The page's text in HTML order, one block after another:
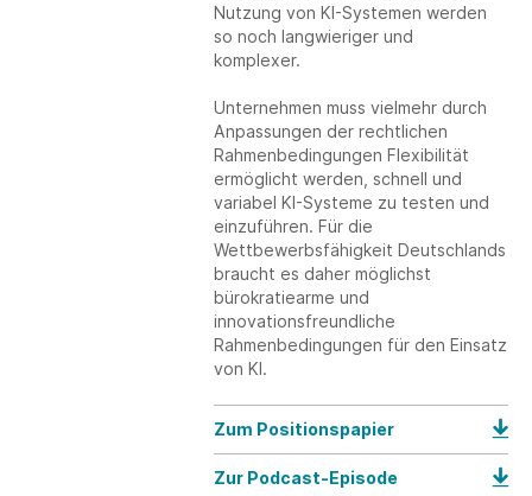
Nutzung von KI-Systemen werden
so noch langwieriger und
komplexer.
Unternehmen muss vielmehr durch
Anpassungen der rechtlichen
Rahmenbedingungen Flexibilität
ermöglicht werden, schnell und
variabel KI-Systeme zu testen und
einzuführen. Für die
Wettbewerbsfähigkeit Deutschlands
braucht es daher möglichst
bürokratiearme und
innovationsfreundliche
Rahmenbedingungen für den Einsatz
von KI.
Zum Positionspapier
Zur Podcast-Episode